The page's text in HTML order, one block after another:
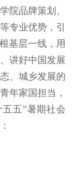
院品牌策划、
专业优势，引
基层一线，用
讲好中国发展
、城乡发展的
年家国担当，
五”暑期社会